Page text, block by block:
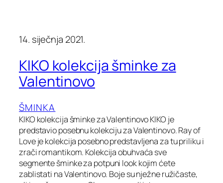
14. siječnja 2021.
KIKO kolekcija šminke za
Valentinovo
ŠMINKA
KIKO kolekcija šminke za Valentinovo KIKO je
predstavio posebnu kolekciju za Valentinovo. Ray of
Love je kolekcija posebno predstavljena za tu priliku i
zrači romantikom. Kolekcija obuhvaća sve
segmente šminke za potpuni look kojim ćete
zablistati na Valentinovo. Boje su nježne ružičaste,